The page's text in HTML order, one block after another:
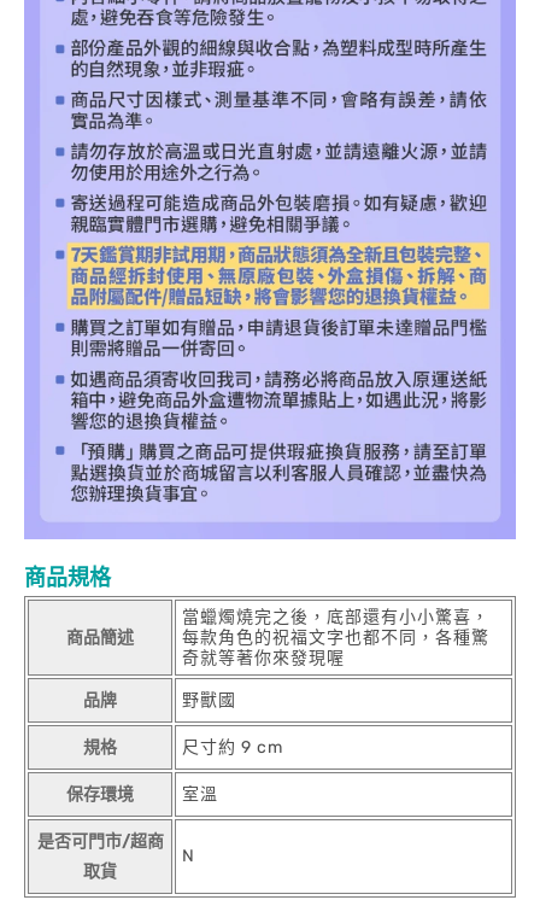
商品規格
商品簡述
當蠟燭燒完之後，底部還有小小驚喜，
每款角色的祝福文字也都不同，各種驚
奇就等著你來發現喔
品牌 野獸國
規格 尺寸約 9 cm
保存環境 室溫
是否可門市/超商
取貨
N